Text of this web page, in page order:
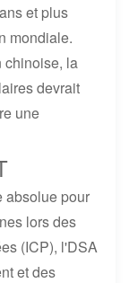
et plus
mondiale.
chinoise, la
devrait
une
absolue pour
lors des
(ICP), l'DSA
et des